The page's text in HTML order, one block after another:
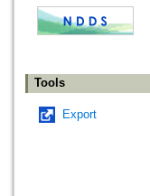
Tools
Export